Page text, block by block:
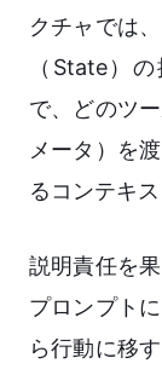
クチャでは
（State）
で、どのツ
メータ）を
るコンテキ
説明責任を
プロンプト
ら行動に移